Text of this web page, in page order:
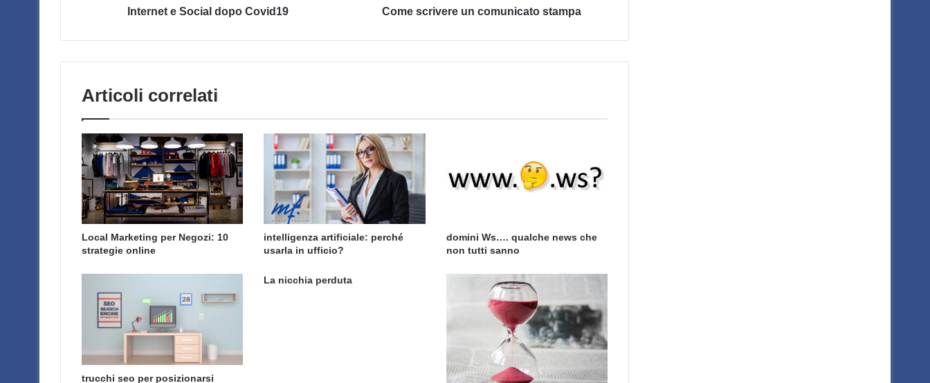
Internet e Social dopo Covid19 Come scrivere un comunicato stampa
Articoli correlati
Local Marketing per Negozi: 10
strategie online
intelligenza artificiale: perché
usarla in ufficio?
domini Ws…. qualche news che
non tutti sanno
trucchi seo per posizionarsi
La nicchia perduta